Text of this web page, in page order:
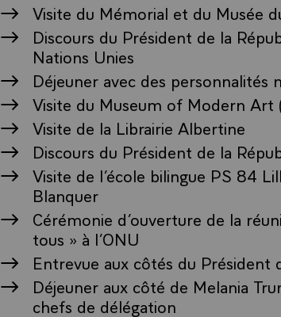
Visite du Mémorial et du Musée
Discours du Président de la
Nations Unies
Déjeuner avec des personnalités
Visite du Museum of Modern Art
Visite de la Librairie Albertine
Discours du Président de la
Visite de l’école bilingue PS 84
Blanquer
Cérémonie d’ouverture de la
tous » à l’ONU
Entrevue aux côtés du Président
Déjeuner aux côté de Melania
chefs de délégation